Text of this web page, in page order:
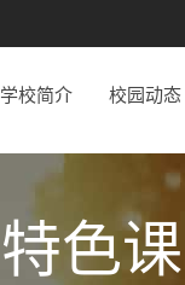
学校简介 校园动态
特色